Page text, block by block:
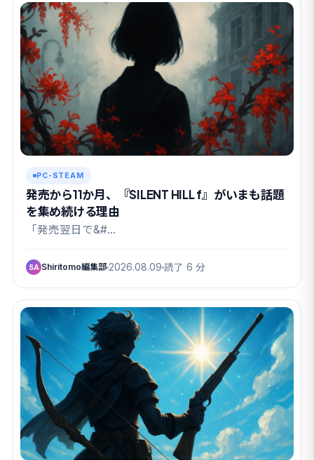
PC-STEAM
発売から11か月、『SILENT HILL f』がいまも話題
を集め続ける理由
「発売翌日で&#…
SA Shiritomo編集部 2026.08.09 読了 6 分